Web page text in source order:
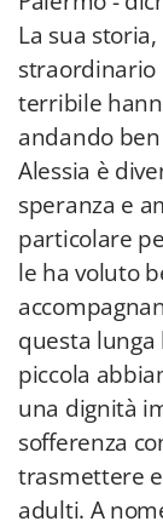
La sua
straordinario
terribile
andando
Alessia è
speranza e
particolare
le ha voluto
questa
piccola
una dignità
sofferenza
trasmettere
adulti. A